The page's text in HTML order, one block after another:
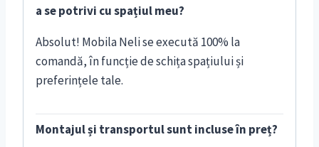
a se potrivi cu spațiul meu?
Absolut! Mobila Neli se execută 100% la
comandă, în funcție de schița spațiului și
preferințele tale.
Montajul și transportul sunt incluse în preț?